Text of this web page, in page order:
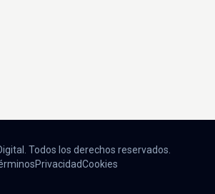
Todos los derechos reservados.
PrivacidadCookies